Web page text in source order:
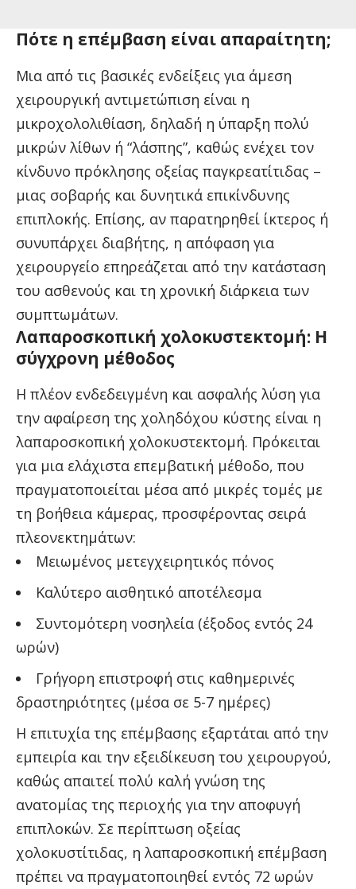
Πότε η επέμβαση είναι απαραίτητη;
Μια από τις βασικές ενδείξεις για άμεση
χειρουργική αντιμετώπιση είναι η
μικροχολολιθίαση, δηλαδή η ύπαρξη πολύ
μικρών λίθων ή “λάσπης”, καθώς ενέχει τον
κίνδυνο πρόκλησης οξείας παγκρεατίτιδας –
μιας σοβαρής και δυνητικά επικίνδυνης
επιπλοκής. Επίσης, αν παρατηρηθεί ίκτερος ή
συνυπάρχει διαβήτης, η απόφαση για
χειρουργείο επηρεάζεται από την κατάσταση
του ασθενούς και τη χρονική διάρκεια των
συμπτωμάτων.
Λαπαροσκοπική χολοκυστεκτομή: Η
σύγχρονη μέθοδος
Η πλέον ενδεδειγμένη και ασφαλής λύση για
την αφαίρεση της χοληδόχου κύστης είναι η
λαπαροσκοπική χολοκυστεκτομή. Πρόκειται
για μια ελάχιστα επεμβατική μέθοδο, που
πραγματοποιείται μέσα από μικρές τομές με
τη βοήθεια κάμερας, προσφέροντας σειρά
πλεονεκτημάτων:
Μειωμένος μετεγχειρητικός πόνος
Καλύτερο αισθητικό αποτέλεσμα
Συντομότερη νοσηλεία (έξοδος εντός 24
ωρών)
Γρήγορη επιστροφή στις καθημερινές
δραστηριότητες (μέσα σε 5-7 ημέρες)
Η επιτυχία της επέμβασης εξαρτάται από την
εμπειρία και την εξειδίκευση του χειρουργού,
καθώς απαιτεί πολύ καλή γνώση της
ανατομίας της περιοχής για την αποφυγή
επιπλοκών. Σε περίπτωση οξείας
χολοκυστίτιδας, η λαπαροσκοπική επέμβαση
πρέπει να πραγματοποιηθεί εντός 72 ωρών